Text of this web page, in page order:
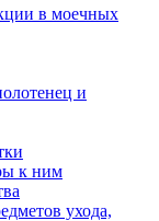
в моечных
и
к ним
ухода,